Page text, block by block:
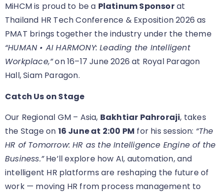
MiHCM is proud to be a Platinum Sponsorat
Thailand HR Tech Conference & Exposition 2026 as
PMAT brings together the industry under the theme
“HUMAN • AI HARMONY: Leading the Intelligent
Workplace,”on 16–17 June 2026 at Royal Paragon
Hall, Siam Paragon.
Catch Us on Stage
Our Regional GM – Asia, Bakhtiar Pahroraji, takes
the Stage on 16 June at 2:00 PM for his session: “The
HR of Tomorrow: HR as the Intelligence Engine of the
Business.”He’ll explore how AI, automation, and
intelligent HR platforms are reshaping the future of
work — moving HR from process management to